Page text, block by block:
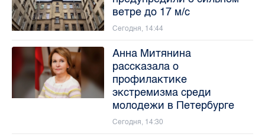
ветре до 17 м/с
Сегодня, 14:44
Анна Митянина
рассказала о
профилактике
экстремизма среди
молодежи в Петербурге
Сегодня, 14:30